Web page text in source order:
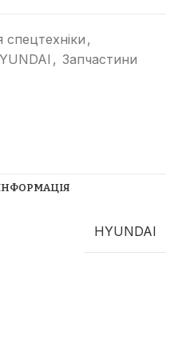
,
, Запчастини
HYUNDAI